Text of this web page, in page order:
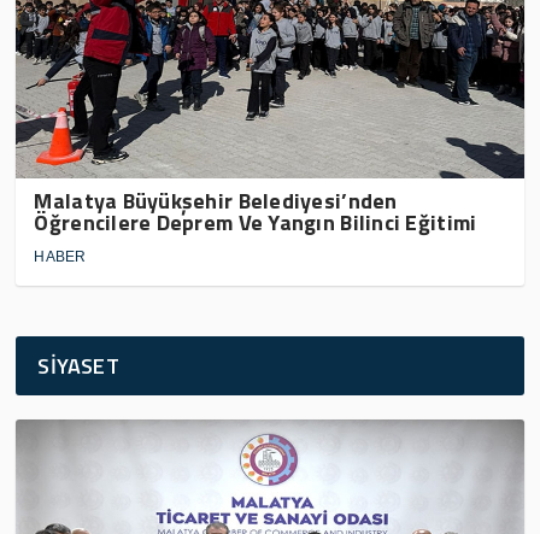
Malatya Büyükşehir Belediyesi’nden
Öğrencilere Deprem Ve Yangın Bilinci Eğitimi
HABER
SİYASET